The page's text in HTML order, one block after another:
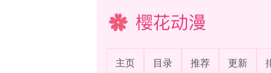
樱花动漫
主页(current)
目录 推荐 更新